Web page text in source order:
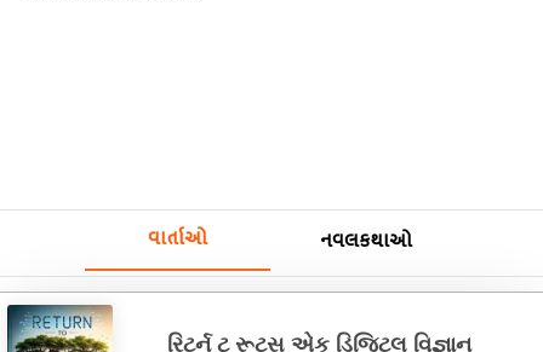
વાર્તાઓ નવલકથાઓ
રિટર્ન ટુ રૂટ્સ એક ડિજિટલ વિજ્ઞાન